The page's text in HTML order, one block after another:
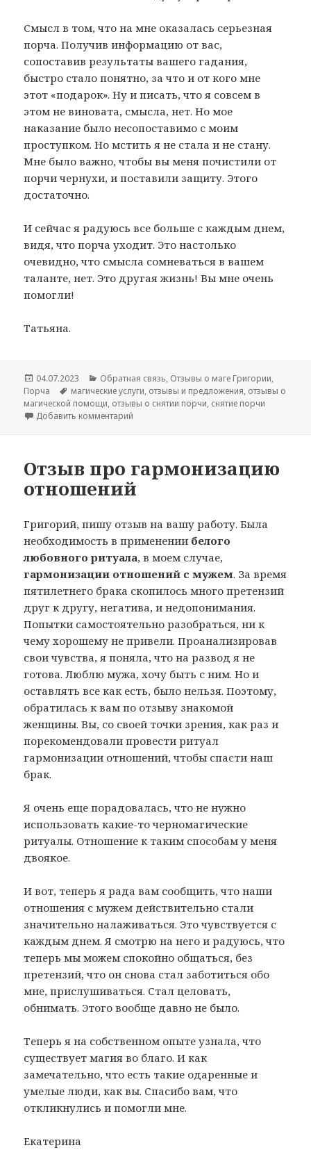
Смысл в том, что на мне оказалась серьезная
порча. Получив информацию от вас,
сопоставив результаты вашего гадания,
быстро стало понятно, за что и от кого мне
этот «подарок». Ну и писать, что я совсем в
этом не виновата, смысла, нет. Но мое
наказание было несопоставимо с моим
проступком. Но мстить я не стала и не стану.
Мне было важно, чтобы вы меня почистили от
порчи чернухи, и поставили защиту. Этого
достаточно.
И сейчас я радуюсь все больше с каждым днем,
видя, что порча уходит. Это настолько
очевидно, что смысла сомневаться в вашем
таланте, нет. Это другая жизнь! Вы мне очень
помогли!
Татьяна.
Опубликовано
04.07.2023 Рубрики
Обратная связь, Отзывы о маге Григории,
Порча
Метки
магические услуги, отзывы и предложения, отзывы о
магической помощи, отзывы о снятии порчи, снятие порчи
Добавить комментарий
Отзыв про гармонизацию
отношений
Григорий, пишу отзыв на вашу работу. Была
необходимость в применении белого
любовного ритуала, в моем случае,
гармонизации отношений с мужем. За время
пятилетнего брака скопилось много претензий
друг к другу, негатива, и недопонимания.
Попытки самостоятельно разобраться, ни к
чему хорошему не привели. Проанализировав
свои чувства, я поняла, что на развод я не
готова. Люблю мужа, хочу быть с ним. Но и
оставлять все как есть, было нельзя. Поэтому,
обратилась к вам по отзыву знакомой
женщины. Вы, со своей точки зрения, как раз и
порекомендовали провести ритуал
гармонизации отношений, чтобы спасти наш
брак.
Я очень еще порадовалась, что не нужно
использовать какие-то черномагические
ритуалы. Отношение к таким способам у меня
двоякое.
И вот, теперь я рада вам сообщить, что наши
отношения с мужем действительно стали
значительно налаживаться. Это чувствуется с
каждым днем. Я смотрю на него и радуюсь, что
теперь мы можем спокойно общаться, без
претензий, что он снова стал заботиться обо
мне, прислушиваться. Стал целовать,
обнимать. Этого вообще давно не было.
Теперь я на собственном опыте узнала, что
существует магия во благо. И как
замечательно, что есть такие одаренные и
умелые люди, как вы. Спасибо вам, что
откликнулись и помогли мне.
Екатерина